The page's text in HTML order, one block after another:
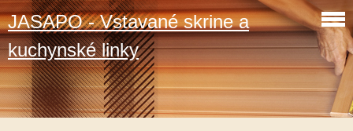
JASAPO - Vstavané skrine a
kuchynské linky